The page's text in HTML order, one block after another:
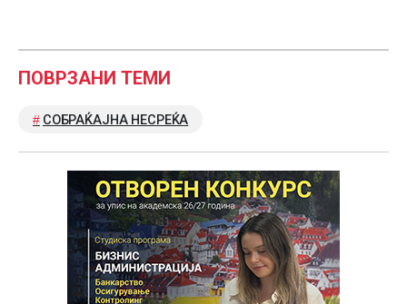
ПОВРЗАНИ ТЕМИ
СОБРАЌАЈНА НЕСРЕЌА